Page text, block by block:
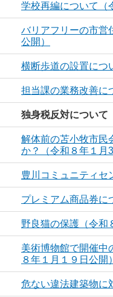
学校再編について（
バリアフリーの市営
公開）
横断歩道の設置につ
担当課の業務改善に
独身税反対について
解体前の苫小牧市民
か？（令和８年１月
豊川コミュニティセ
プレミアム商品券に
野良猫の保護（令和
美術博物館で開催中
８年１月１９日公開）
危ない違法建築物に